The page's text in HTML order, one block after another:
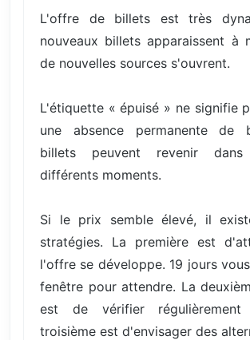
L'offre de billets est très
nouveaux billets apparaissent à
de nouvelles sources s'ouvrent.
L'étiquette « épuisé » ne signifie
une absence permanente de
billets peuvent revenir
différents moments.
Si le prix semble élevé, il
stratégies. La première est
l'offre se développe. 19 jours
fenêtre pour attendre. La
est de vérifier
troisième est d'envisager des